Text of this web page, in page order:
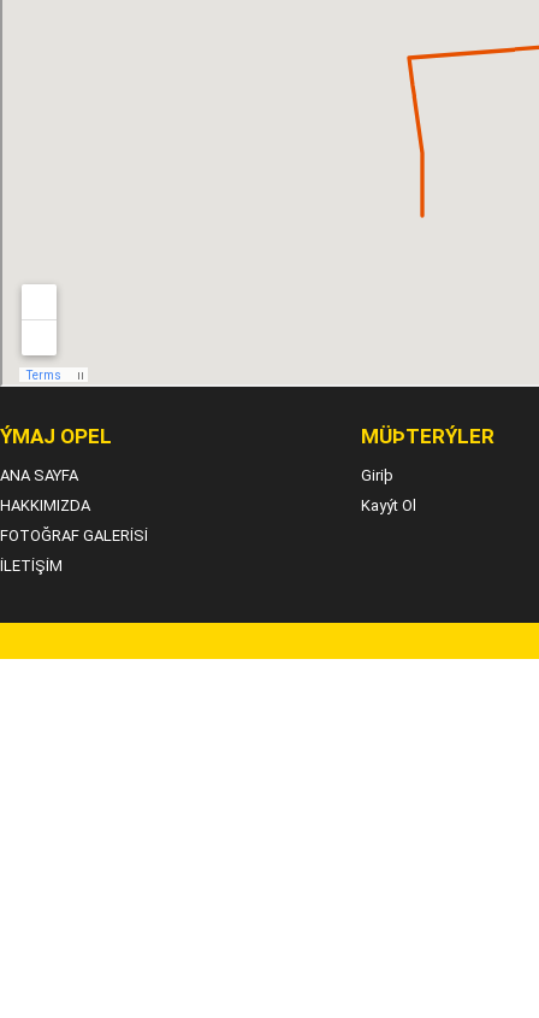
ÝMAJ OPEL
ANA SAYFA
HAKKIMIZDA
FOTOĞRAF GALERİSİ
İLETİŞİM
MÜÞTERÝLER
Giriþ
Kayýt Ol